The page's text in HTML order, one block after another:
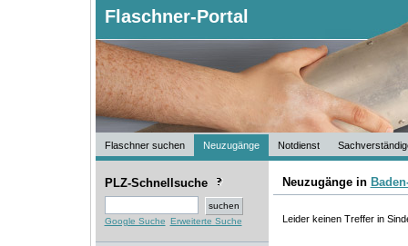
Flaschner-Portal
Flaschner suchen Neuzugänge Notdienst
PLZ-Schnellsuche
Google Suche Erweiterte Suche
Neuzugänge in
Leider keinen Treffer in